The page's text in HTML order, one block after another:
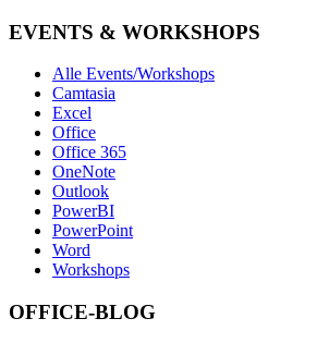
EVENTS & WORKSHOPS
Alle Events/Workshops
Camtasia
Excel
Office
Office 365
OneNote
Outlook
PowerBI
PowerPoint
Word
Workshops
OFFICE-BLOG